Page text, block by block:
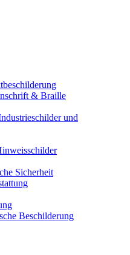
& Braille
und
Sicherheit
Beschilderung